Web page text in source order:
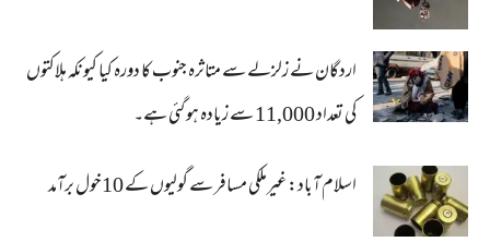
اردگان نے زلزلے سے متاثرہ جنوب کا دورہ کیا کیونکہ ہلاکتوں
کی تعداد 11,000 سے زیادہ ہو گئی ہے۔
اسلام آباد: غیرملکی مسافر سے گولیوں کے 10خول برآمد